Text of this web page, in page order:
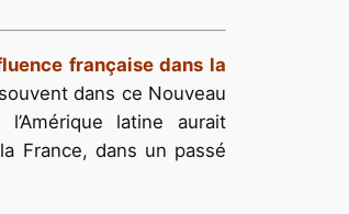
française dans la
dans ce Nouveau
latine aurait
France, dans un passé